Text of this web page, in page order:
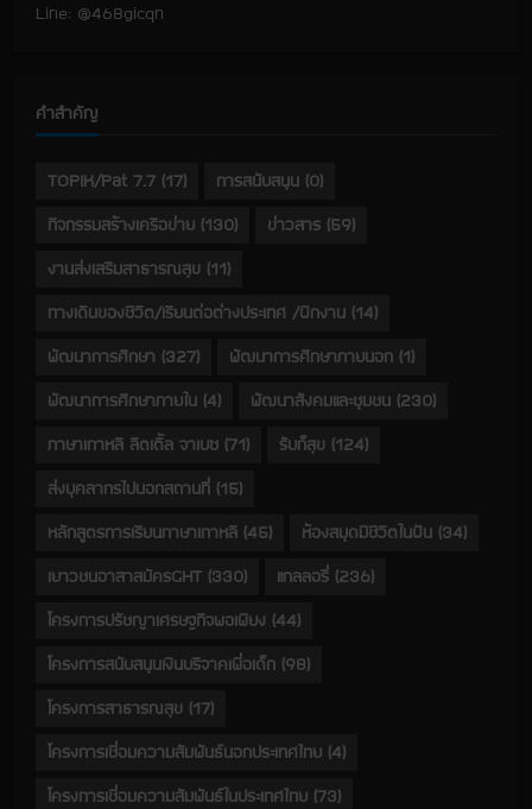
Line: @468gicqn
คำสำคัญ
TOPIK/Pat 7.7 (17) การสนับสนุน (0)
กิจกรรมสร้างเครือข่าย (130) ข่าวสาร (59)
งานส่งเสริมสาธารณสุข (11)
ทางเดินของชีวิต/เรียนต่อต่างประเทศ /ฝึกงาน (14)
พัฒนาการศึกษา (327) พัฒนาการศึกษาภายนอก (1)
พัฒนาการศึกษาภายใน (4) พัฒนาสังคมและชุมชน (230)
ภาษาเกาหลี ลิตเติ้ล จาเบซ (71) รับก็สุข (124)
ส่งบุคลากรไปนอกสถานที่ (15)
หลักสูตรการเรียนภาษาเกาหลี (45) ห้องสมุดมีชีวิตในฝัน (34)
เยาวชนอาสาสมัครGHT (330) แกลลอรี่ (236)
โครงการปรัชญาเศรษฐกิจพอเพียง (44)
โครงการสนับสนุนเงินบริจาคเพื่อเด็ก (98)
โครงการสาธารณสุข (17)
โครงการเชื่อมความสัมพันธ์นอกประเทศไทย (4)
โครงการเชื่อมความสัมพันธ์ในประเทศไทย (73)